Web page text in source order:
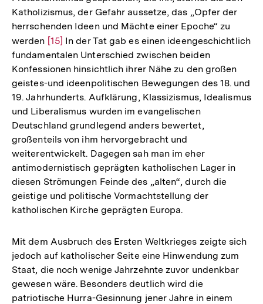
Katholizismus, der Gefahr aussetze, das „Opfer der
herrschenden Ideen und Mächte einer Epoche“ zu
werden Zur
Auflösung
der
Fußnote
[15] In der Tat gab es einen ideengeschichtlich
fundamentalen Unterschied zwischen beiden
Konfessionen hinsichtlich ihrer Nähe zu den großen
geistes-und ideenpolitischen Bewegungen des 18. und
19. Jahrhunderts. Aufklärung, Klassizismus, Idealismus
und Liberalismus wurden im evangelischen
Deutschland grundlegend anders bewertet,
großenteils von ihm hervorgebracht und
weiterentwickelt. Dagegen sah man im eher
antimodernistisch geprägten katholischen Lager in
diesen Strömungen Feinde des „alten“, durch die
geistige und politische Vormachtstellung der
katholischen Kirche geprägten Europa.
Mit dem Ausbruch des Ersten Weltkrieges zeigte sich
jedoch auf katholischer Seite eine Hinwendung zum
Staat, die noch wenige Jahrzehnte zuvor undenkbar
gewesen wäre. Besonders deutlich wird die
patriotische Hurra-Gesinnung jener Jahre in einem